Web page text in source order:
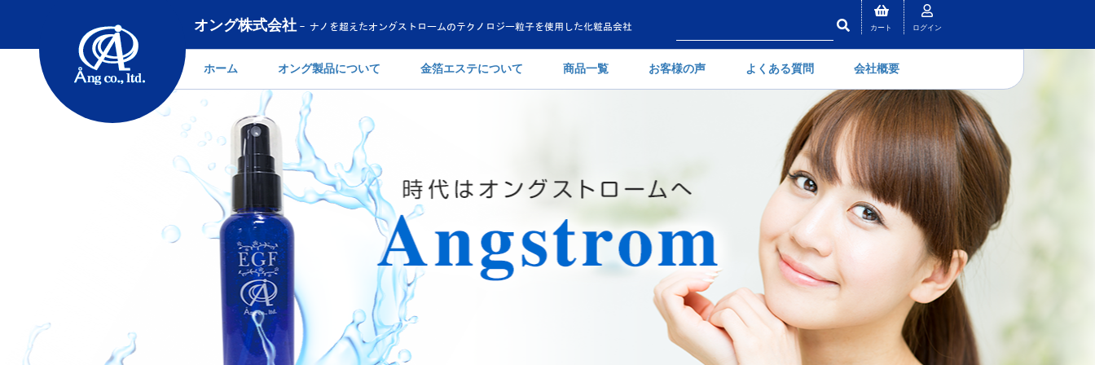
オング株式会社 - ナノを超えたオングストロームのテクノロジー粒子を使用した化粧品会社 カート ログイン
ホーム オング製品について 金箔エステについて 商品一覧 お客様の声 よくある質問 会社概要